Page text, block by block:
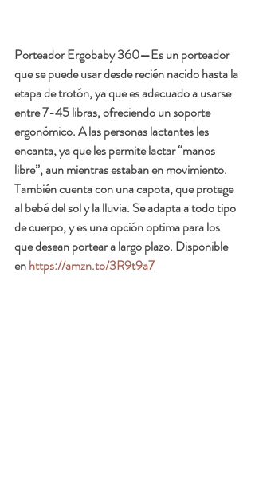
Porteador Ergobaby 360—Es un porteador
que se puede usar desde recién nacido hasta la
etapa de trotón, ya que es adecuado a usarse
entre 7-45 libras, ofreciendo un soporte
ergonómico. A las personas lactantes les
encanta, ya que les permite lactar “manos
libre”, aun mientras estaban en movimiento.
También cuenta con una capota, que protege
al bebé del sol y la lluvia. Se adapta a todo tipo
de cuerpo, y es una opción optima para los
que desean portear a largo plazo. Disponible
en https://amzn.to/3R9t9a7